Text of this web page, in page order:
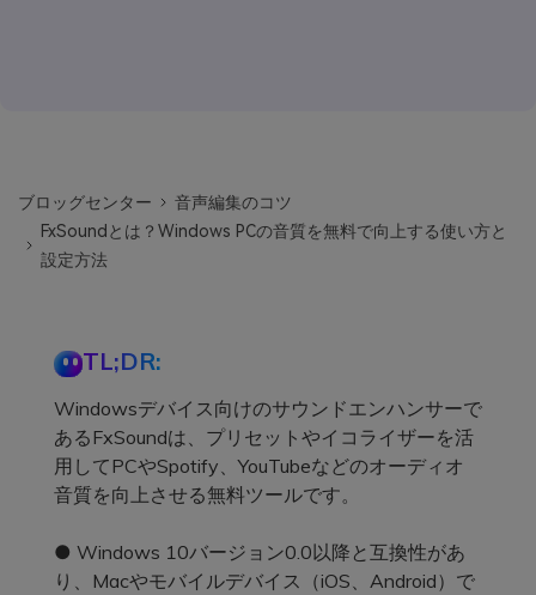
ブロッグセンター
音声編集のコツ
FxSoundとは？Windows PCの音質を無料で向上する使い方と
設定方法
TL;DR:
Windowsデバイス向けのサウンドエンハンサーで
あるFxSoundは、プリセットやイコライザーを活
用してPCやSpotify、YouTubeなどのオーディオ
音質を向上させる無料ツールです。
● Windows 10バージョン0.0以降と互換性があ
り、Macやモバイルデバイス（iOS、Android）で